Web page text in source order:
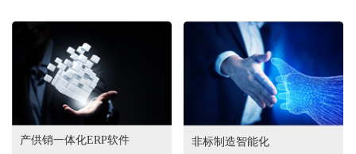
产供销一体化ERP软件 非标制造智能化